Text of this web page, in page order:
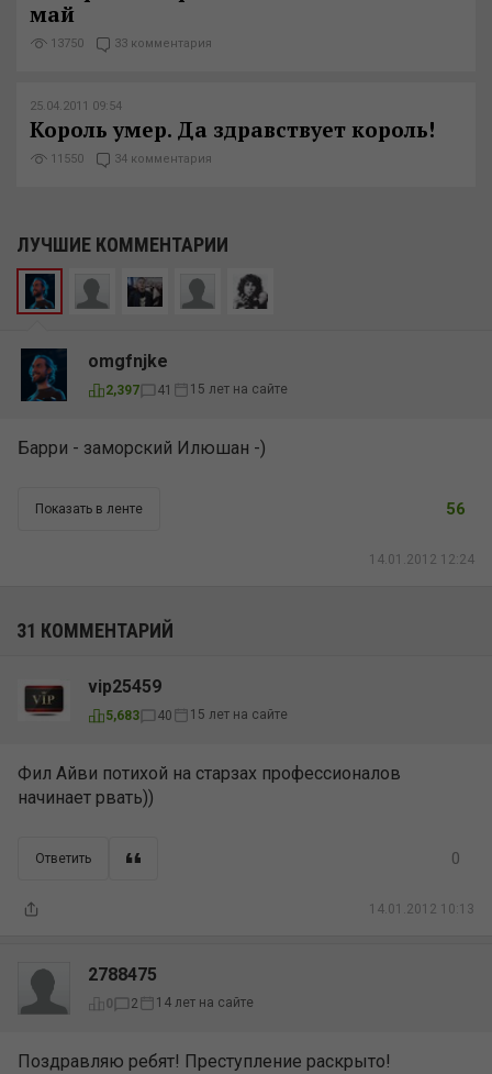
май
13750 33 комментария
25.04.2011 09:54
Король умер. Да здравствует король!
11550 34 комментария
ЛУЧШИЕ КОММЕНТАРИИ
omgfnjke
2,397 41 15 лет на сайте
Барри - заморский Илюшан -)
Показать в ленте
14.01.2012 12:24
56
31 КОММЕНТАРИЙ
vip25459
5,683 40 15 лет на сайте
Фил Айви потихой на старзах профессионалов
начинает рвать))
Ответить
14.01.2012 10:13
0
2788475
0 2 14 лет на сайте
Поздравляю ребят! Преступление раскрыто!